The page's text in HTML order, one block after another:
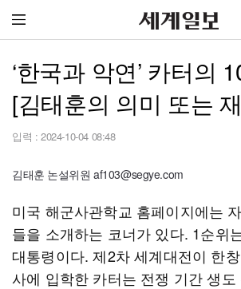
‘한국과 악연’ 카터의
[김태훈의 의미 또는
입력 : 2024-10-04 08:48
김태훈 논설위원 af103@segye.com
미국 해군사관학교 홈페이지에는
들을 소개하는 코너가 있다. 1순위
대통령이다. 제2차 세계대전이 한
사에 입학한 카터는 전쟁 기간 생도